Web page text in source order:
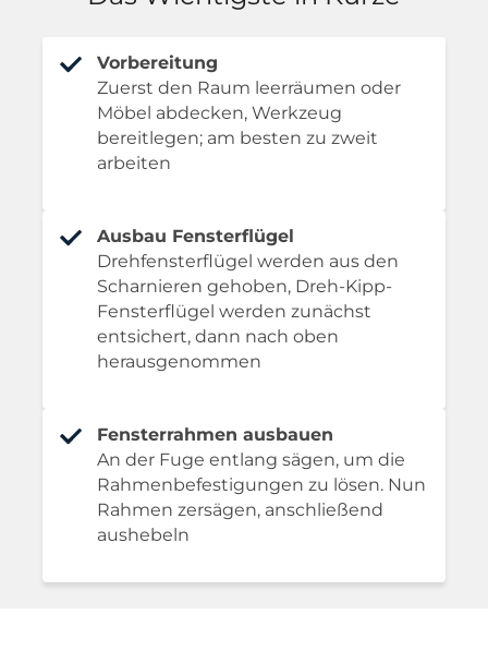
Vorbereitung
Zuerst den Raum leerräumen oder
Möbel abdecken, Werkzeug
bereitlegen; am besten zu zweit
arbeiten
Ausbau Fensterflügel
Drehfensterflügel werden aus den
Scharnieren gehoben, Dreh-Kipp-
Fensterflügel werden zunächst
entsichert, dann nach oben
herausgenommen
Fensterrahmen ausbauen
An der Fuge entlang sägen, um die
Rahmenbefestigungen zu lösen. Nun
Rahmen zersägen, anschließend
aushebeln